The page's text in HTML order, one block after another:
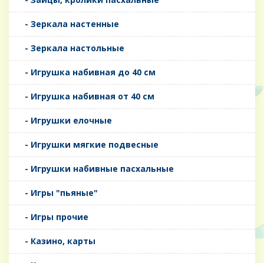
- Зеркала настенные
- Зеркала настольные
- Игрушка набивная до 40 см
- Игрушка набивная от 40 см
- Игрушки елочные
- Игрушки мягкие подвесные
- Игрушки набивные пасхальные
- Игры "пьяные"
- Игры прочие
- Казино, карты